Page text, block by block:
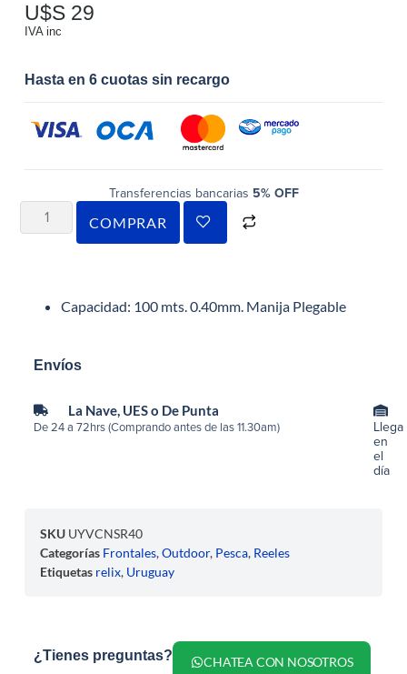
U$S 29
IVA inc
Hasta en 6 cuotas sin recargo
Transferencias bancarias 5% OFF
COMPRAR
Capacidad: 100 mts. 0.40mm. Manija Plegable
Envíos
La Nave, UES o De Punta
De 24 a 72hrs (Comprando antes de las 11.30am)
Llega
en
el
día
SKU UYVCNSR40
Categorías Frontales,Outdoor, Pesca, Reeles
Etiquetas relix, Uruguay
¿Tienes preguntas? CHATEA CON NOSOTROS